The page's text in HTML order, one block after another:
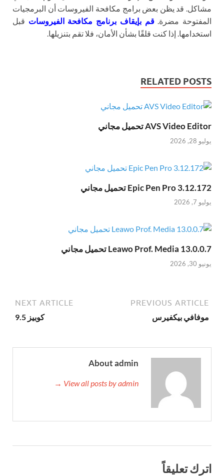
مشاكل. قد يظن بعض برامج مكافحة الفيروسات أن البرمجيات
المفتوحة مضرة.قم بإيقاف برنامج مكافحة الفيروسات قبل
استخدامها. إذا كنت قلقًا بشأن الأمان، فلا تقم بتنزيلها.
RELATED POSTS
AVS Video Editor تحميل مجاني
يوليو 28, 2026
Epic Pen Pro 3.12.172 تحميل مجاني
يوليو 7, 2026
Leawo Prof. Media 13.0.0.7 تحميل مجاني
يونيو 30, 2026
PREVIOUS ARTICLE
موفافي بيكفيرس
NEXT ARTICLE
كوبيز 9.5
About admin
View all posts by admin →
اترك تعليقاً